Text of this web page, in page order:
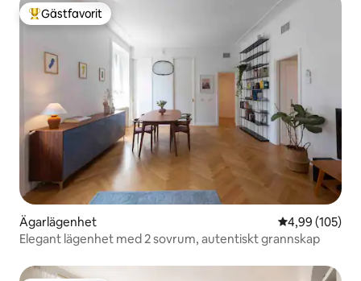
Populär gästfavorit
Gästfavorit
Ägarlägenhet 4,99 av 5 i
4,99 (105)
Elegant lägenhet med 2 sovrum, autentiskt grannskap